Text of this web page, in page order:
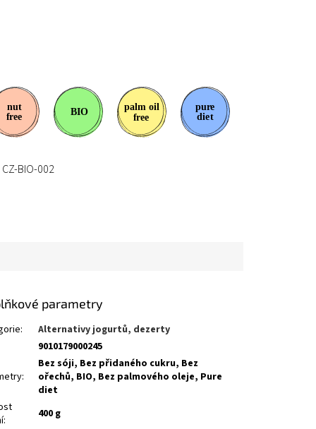
CZ-BIO-002
parametry
:
Alternativy jogurtů, dezerty
9010179000245
:
Bez sóji, Bez přidaného cukru, Bez
ořechů, BIO, Bez palmového oleje, Pure
diet
:
400 g